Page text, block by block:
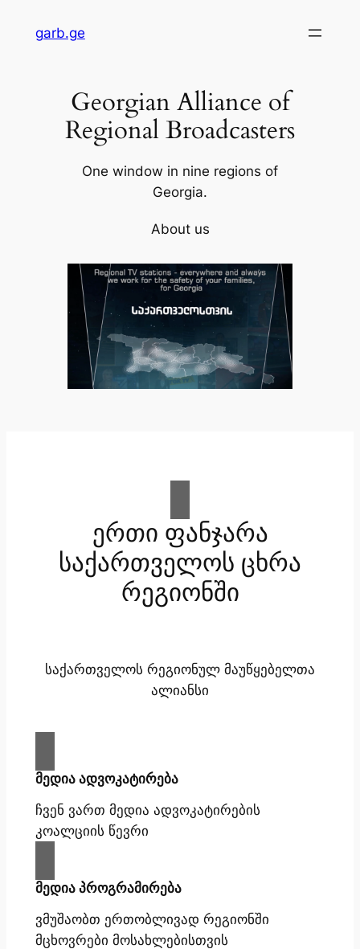
garb.ge
Georgian Alliance of
Regional Broadcasters
One window in nine regions of
Georgia.
About us
ერთი ფანჯარა
საქართველოს ცხრა
რეგიონში
საქართველოს რეგიონულ მაუწყებელთა
ალიანსი
მედია ადვოკატირება
ჩვენ ვართ მედია ადვოკატირების
კოალციის წევრი
მედია პროგრამირება
ვმუშაობთ ერთობლივად რეგიონში
მცხოვრები მოსახლებისთვის